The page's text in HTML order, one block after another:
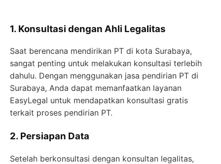
1. Konsultasi dengan Ahli Legalitas
Saat berencana mendirikan PT di kota Surabaya,
sangat penting untuk melakukan konsultasi terlebih
dahulu. Dengan menggunakan jasa pendirian PT di
Surabaya, Anda dapat memanfaatkan layanan
EasyLegal untuk mendapatkan konsultasi gratis
terkait proses pendirian PT.
2. Persiapan Data
Setelah berkonsultasi dengan konsultan legalitas,